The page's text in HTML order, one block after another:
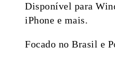
Disponível para
iPhone e mais.
Focado no Brasil e